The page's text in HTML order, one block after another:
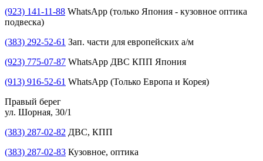
(923) 141-11-88 WhatsApp (только Япония - кузовное оптика
подвеска)
(383) 292-52-61 Зап. части для европейских а/м
(923) 775-07-87 WhatsApp ДВС КПП Япония
(913) 916-52-61 WhatsApp (Только Европа и Корея)
Правый берег
ул. Шорная, 30/1
(383) 287-02-82 ДВС, КПП
(383) 287-02-83 Кузовное, оптика